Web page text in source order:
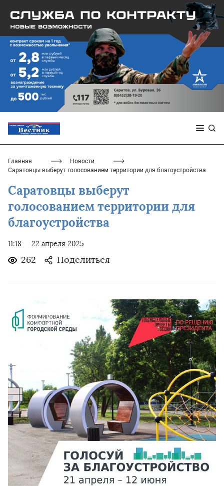
Главная
Новости
Саратовцы выберут голосованием территории для благоустройства
Саратовцы выберут
голосованием территории для
благоустройства
11:18 22 апреля 2025
262 Поделиться